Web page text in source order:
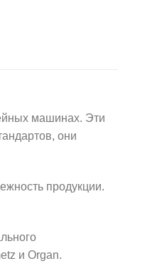
машинах. Эти
они
продукции.
и Organ.